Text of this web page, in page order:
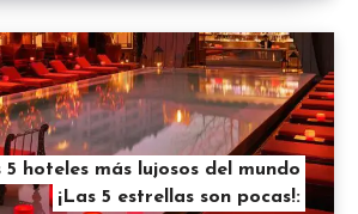
5 hoteles más lujosos del mundo
¡Las 5 estrellas son pocas!: